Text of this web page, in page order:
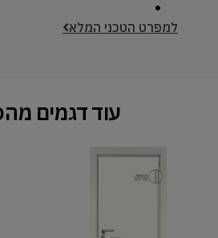
למפרט הטכני המלא
עוד דגמים